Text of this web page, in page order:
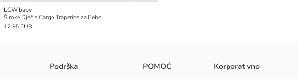
LCW baby
Široke Dječje Cargo Traperice za Bebe
12.95 EUR
Podrška POMOĆ Korporativno